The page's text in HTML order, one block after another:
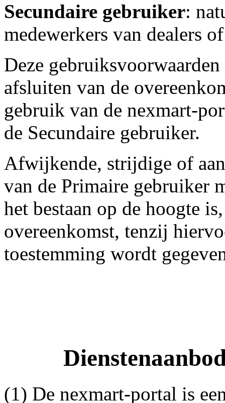
Secundaire gebruiker:
medewerkers van dealers
Deze
afsluiten van de
gebruik van de nexmart-
de Secundaire gebruiker.
Afwijkende, strijdige of
van de Primaire gebruiker
het bestaan op de hoogte
overeenkomst, tenzij
toestemming wordt
(1) De nexmart-portal is